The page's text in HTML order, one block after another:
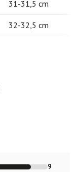
31-31,5 cm
32-32,5 cm
9